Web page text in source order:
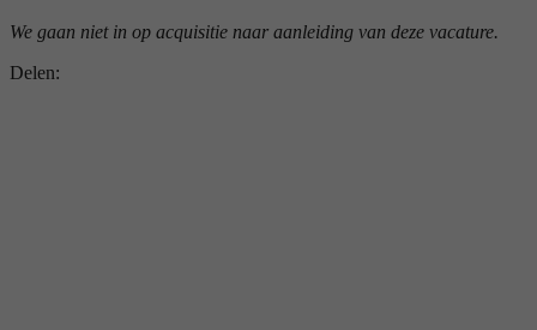
We gaan niet in op acquisitie naar aanleiding van deze vacature.
Delen: